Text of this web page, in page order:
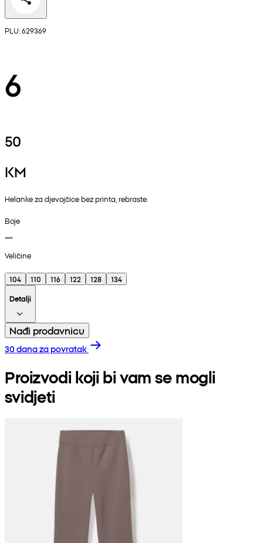
PLU: 629369
6
50
KM
Helanke za djevojčice bez printa, rebraste.
Boje
Veličine
104 110 116 122 128
134
Detalji
Nađi prodavnicu
30 dana za povratak
Proizvodi koji bi vam se mogli
svidjeti